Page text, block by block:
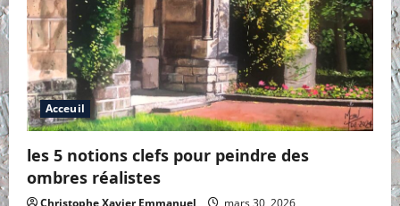
Acceuil
les 5 notions clefs pour peindre des
ombres réalistes